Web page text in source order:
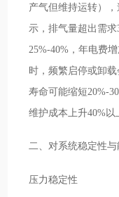
产气但维持运转）
示，排气量超出需
25%-40%，年电费
时，频繁启停或卸
寿命可能缩短20%-
维护成本上升40%以
二、对系统稳定性
压力稳定性